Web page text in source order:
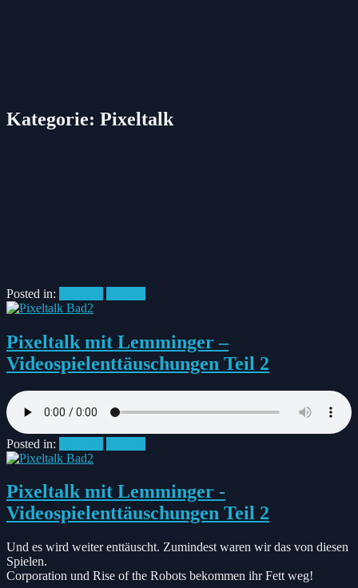
Kategorie: Pixeltalk
Posted in:
Pixeltalk mit Lemminger –
Videospielenttäuschungen Teil 2
Posted in:
Pixeltalk mit Lemminger -
Videospielenttäuschungen Teil 2
Und es wird weiter enttäuscht. Zumindest waren wir das von diesen
Spielen.
Corporation und Rise of the Robots bekommen ihr Fett weg!